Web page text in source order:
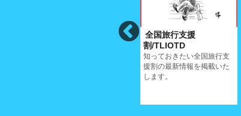
特定商取法に基づく表
全国旅行支援
割/TLIOTD
知っておきたい全国旅行支
援割の最新情報を掲載いた
します。